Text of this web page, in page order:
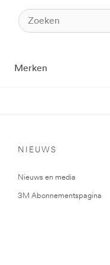
Merken
NIEUWS
Nieuws en media
3M Abonnementspagina